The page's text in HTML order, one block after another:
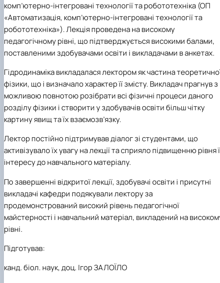
комп’ютерно-інтегровані технології та робототехніка (ОП
«Автоматизація, комп’ютерно-інтегровані технології та
робототехніка»). Лекція проведена на високому
педагогічному рівні, що підтверджується високими балами,
поставленими здобувачами освіти і викладачами в анкетах.
Гідродинаміка викладалася лектором як частина
фізики, що і визначало характер її змісту. Викладач прагнув з
можливою повнотою розібрати всі фізичні процеси даного
розділу фізики і створити у здобувачів освіти більш чітку
картину явищ та їх взаємозв’язку.
Лектор постійно підтримував діалог зі студентами, що
активізувало їх увагу на лекції та сприяло підвищенню рівня
інтересу до навчального матеріалу.
По завершенні відкритої лекції, здобувачі освіти і присутні
викладачі кафедри подякували лектору за
продемонстрований високий рівень педагогічної
майстерності і навчальний матеріал, викладений на
рівні.
Підготував:
канд. біол. наук, доц. Ігор ЗАЛОЇЛО